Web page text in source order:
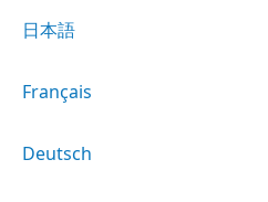
日本語
Français
Deutsch